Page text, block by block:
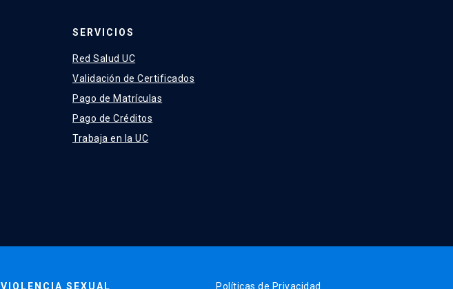
SERVICIOS
Red Salud UC
Validación de Certificados
Pago de Matrículas
Pago de Créditos
Trabaja en la UC
VIOLENCIA SEXUAL Políticas de Privacidad